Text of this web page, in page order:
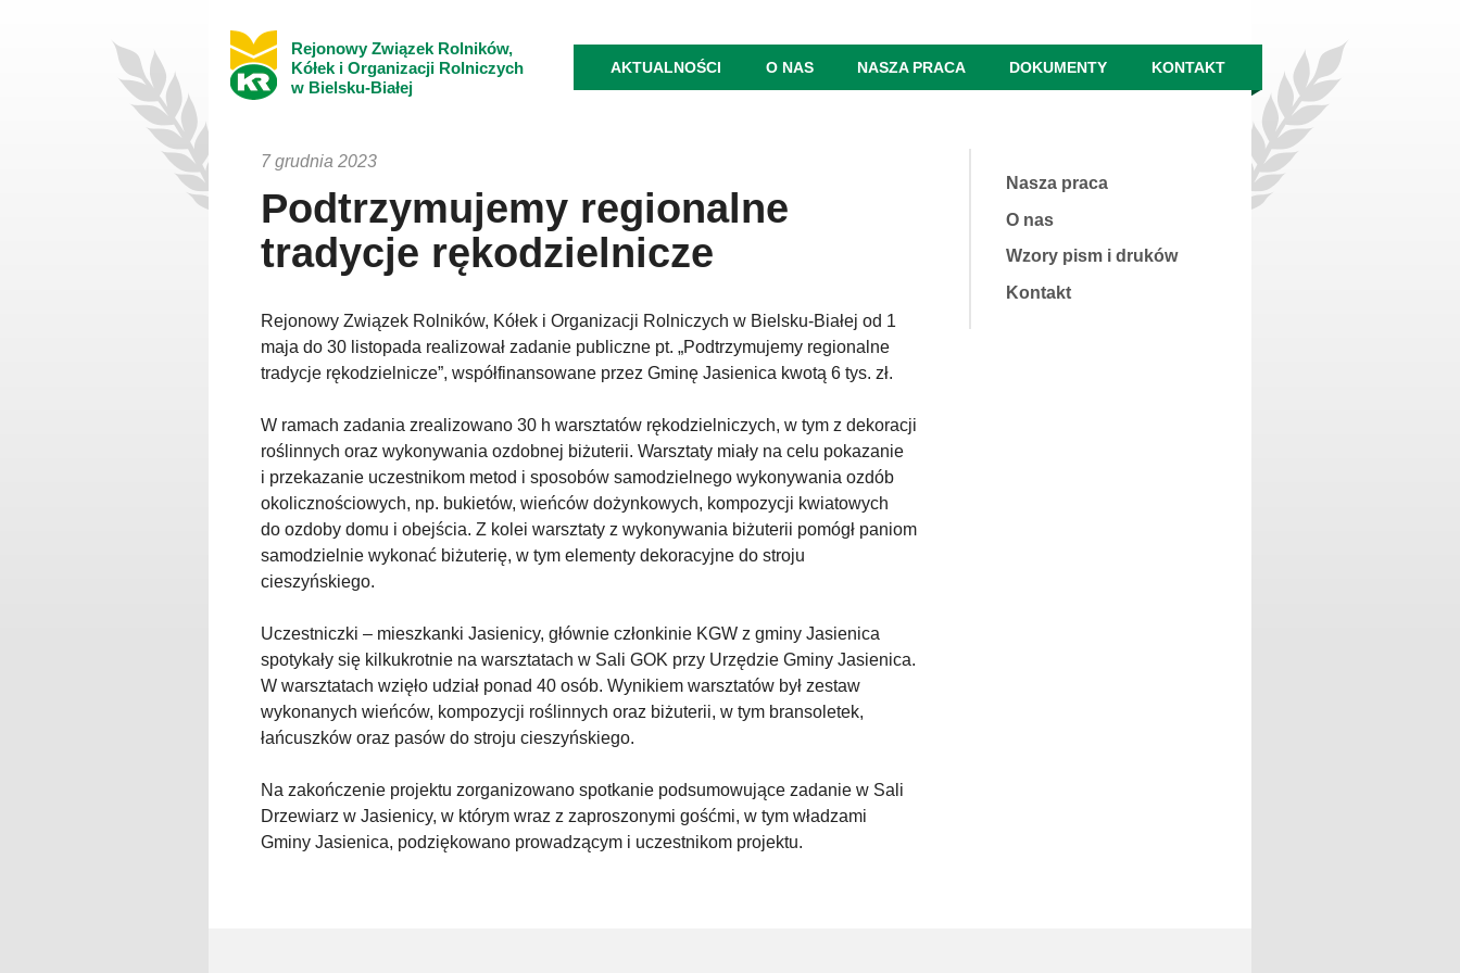
Rejonowy Związek Rolników,
Kółek i Organizacji Rolniczych
w Bielsku-Białej
AKTUALNOŚCI O NAS NASZA PRACA DOKUMENTY KONTAKT
Nasza praca
O nas
Wzory pism i druków
Kontakt
7 grudnia 2023
Podtrzymujemy regionalne
tradycje rękodzielnicze
Rejonowy Związek Rolników, Kółek i Organizacji Rolniczych w Bielsku-Białej od 1
maja do 30 listopada realizował zadanie publiczne pt. „Podtrzymujemy regionalne
tradycje rękodzielnicze”, współfinansowane przez Gminę Jasienica kwotą 6 tys. zł.
W ramach zadania zrealizowano 30 h warsztatów rękodzielniczych, w tym z dekoracji
roślinnych oraz wykonywania ozdobnej biżuterii. Warsztaty miały na celu pokazanie
i przekazanie uczestnikom metod i sposobów samodzielnego wykonywania ozdób
okolicznościowych, np. bukietów, wieńców dożynkowych, kompozycji kwiatowych
do ozdoby domu i obejścia. Z kolei warsztaty z wykonywania biżuterii pomógł paniom
samodzielnie wykonać biżuterię, w tym elementy dekoracyjne do stroju
cieszyńskiego.
Uczestniczki – mieszkanki Jasienicy, głównie członkinie KGW z gminy Jasienica
spotykały się kilkukrotnie na warsztatach w Sali GOK przy Urzędzie Gminy Jasienica.
W warsztatach wzięło udział ponad 40 osób. Wynikiem warsztatów był zestaw
wykonanych wieńców, kompozycji roślinnych oraz biżuterii, w tym bransoletek,
łańcuszków oraz pasów do stroju cieszyńskiego.
Na zakończenie projektu zorganizowano spotkanie podsumowujące zadanie w Sali
Drzewiarz w Jasienicy, w którym wraz z zaproszonymi gośćmi, w tym władzami
Gminy Jasienica, podziękowano prowadzącym i uczestnikom projektu.